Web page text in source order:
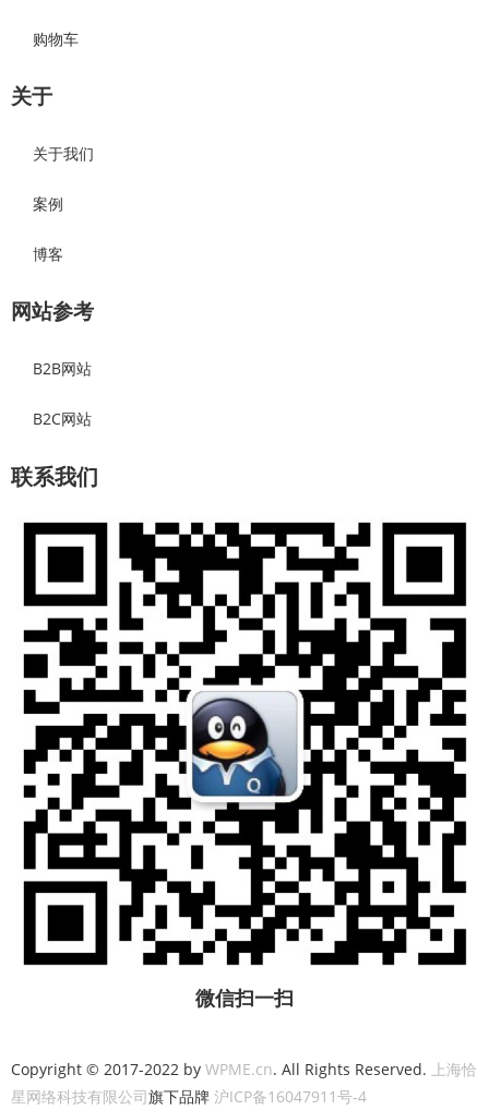
购物车
关于
关于我们
案例
博客
网站参考
B2B网站
B2C网站
联系我们
微信扫一扫
Copyright © 2017-2022 by WPME.cn. All Rights Reserved. 上海恰
星网络科技有限公司旗下品牌 沪ICP备16047911号-4